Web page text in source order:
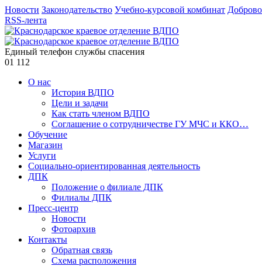
Новости Законодательство Учебно-курсовой комбинат
RSS-лента
Единый телефон службы спасения
01 112
О нас
История ВДПО
Цели и задачи
Как стать членом ВДПО
Соглашение о сотрудничестве ГУ МЧС и ККО…
Обучение
Магазин
Услуги
Социально-ориентированная деятельность
ДПК
Положение о филиале ДПК
Филиалы ДПК
Пресс-центр
Новости
Фотоархив
Контакты
Обратная связь
Схема расположения